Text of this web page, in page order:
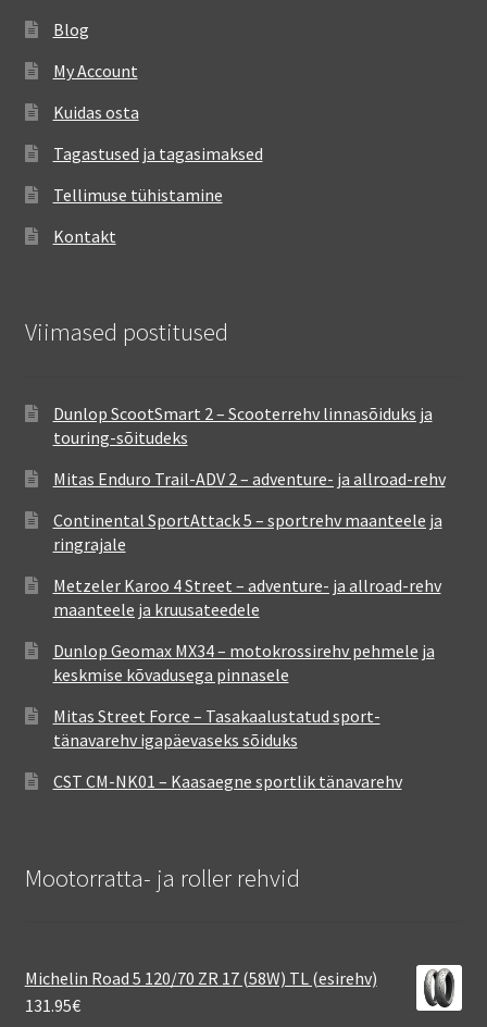
Blog
My Account
Kuidas osta
Tagastused ja tagasimaksed
Tellimuse tühistamine
Kontakt
Viimased postitused
Dunlop ScootSmart 2 – Scooterrehv linnasõiduks ja
touring-sõitudeks
Mitas Enduro Trail-ADV 2 – adventure- ja allroad-rehv
Continental SportAttack 5 – sportrehv maanteele ja
ringrajale
Metzeler Karoo 4 Street – adventure- ja allroad-rehv
maanteele ja kruusateedele
Dunlop Geomax MX34 – motokrossirehv pehmele ja
keskmise kõvadusega pinnasele
Mitas Street Force – Tasakaalustatud sport-
tänavarehv igapäevaseks sõiduks
CST CM-NK01 – Kaasaegne sportlik tänavarehv
Mootorratta- ja roller rehvid
Michelin Road 5 120/70 ZR 17 (58W) TL (esirehv)
131.95€